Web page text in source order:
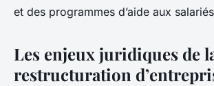
et des programmes d’aide aux
Les enjeux juridiques de
restructuration